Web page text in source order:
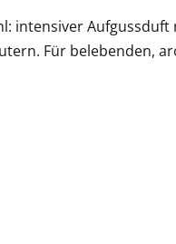
intensiver Aufgussduft
Für belebenden,